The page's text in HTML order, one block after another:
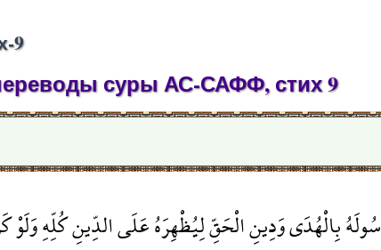
9
суры АС-САФФ, стих 9
بِالْهُدَى وَدِينِ الْحَقِّ لِيُظْهِرَهُ عَلَى الدِّينِ كُلِّهِ وَلَوْ